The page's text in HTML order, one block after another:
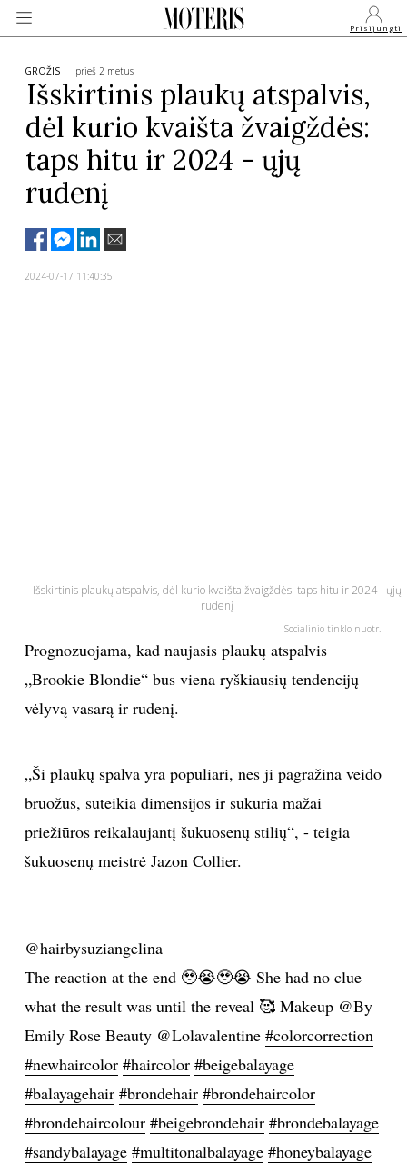
Prisijungti
VEIDAI
MONARCHIJA
MADA
GROŽIS
POLITIKA
KULTŪRA
LAISVALAIKIS
MUZIKA
TEATRAS
FOTOGRAFIJA
MENAS
ĮDOMYBĖS
ISTORIJA
GROŽIS prieš 2 metus
Išskirtinis plaukų atspalvis,
dėl kurio kvaišta žvaigždės:
taps hitu ir 2024 - ųjų
rudenį
2024-07-17 11:40:35
Išskirtinis plaukų atspalvis, dėl kurio kvaišta žvaigždės: taps hitu ir 2024 - ųjų
rudenį
Socialinio tinklo nuotr.
Prognozuojama, kad naujasis plaukų atspalvis
„Brookie Blondie“ bus viena ryškiausių tendencijų
vėlyvą vasarą ir rudenį.
„Ši plaukų spalva yra populiari, nes ji pagražina veido
bruožus, suteikia dimensijos ir sukuria mažai
priežiūros reikalaujantį šukuosenų stilių“, - teigia
šukuosenų meistrė Jazon Collier.
@hairbysuziangelina
The reaction at the end 🥹😭🥹😭 She had no clue
what the result was until the reveal 🥰 Makeup @By
Emily Rose Beauty @Lolavalentine #colorcorrection
#newhaircolor #haircolor #beigebalayage
#balayagehair #brondehair #brondehaircolor
#brondehaircolour #beigebrondehair #brondebalayage
#sandybalayage #multitonalbalayage #honeybalayage